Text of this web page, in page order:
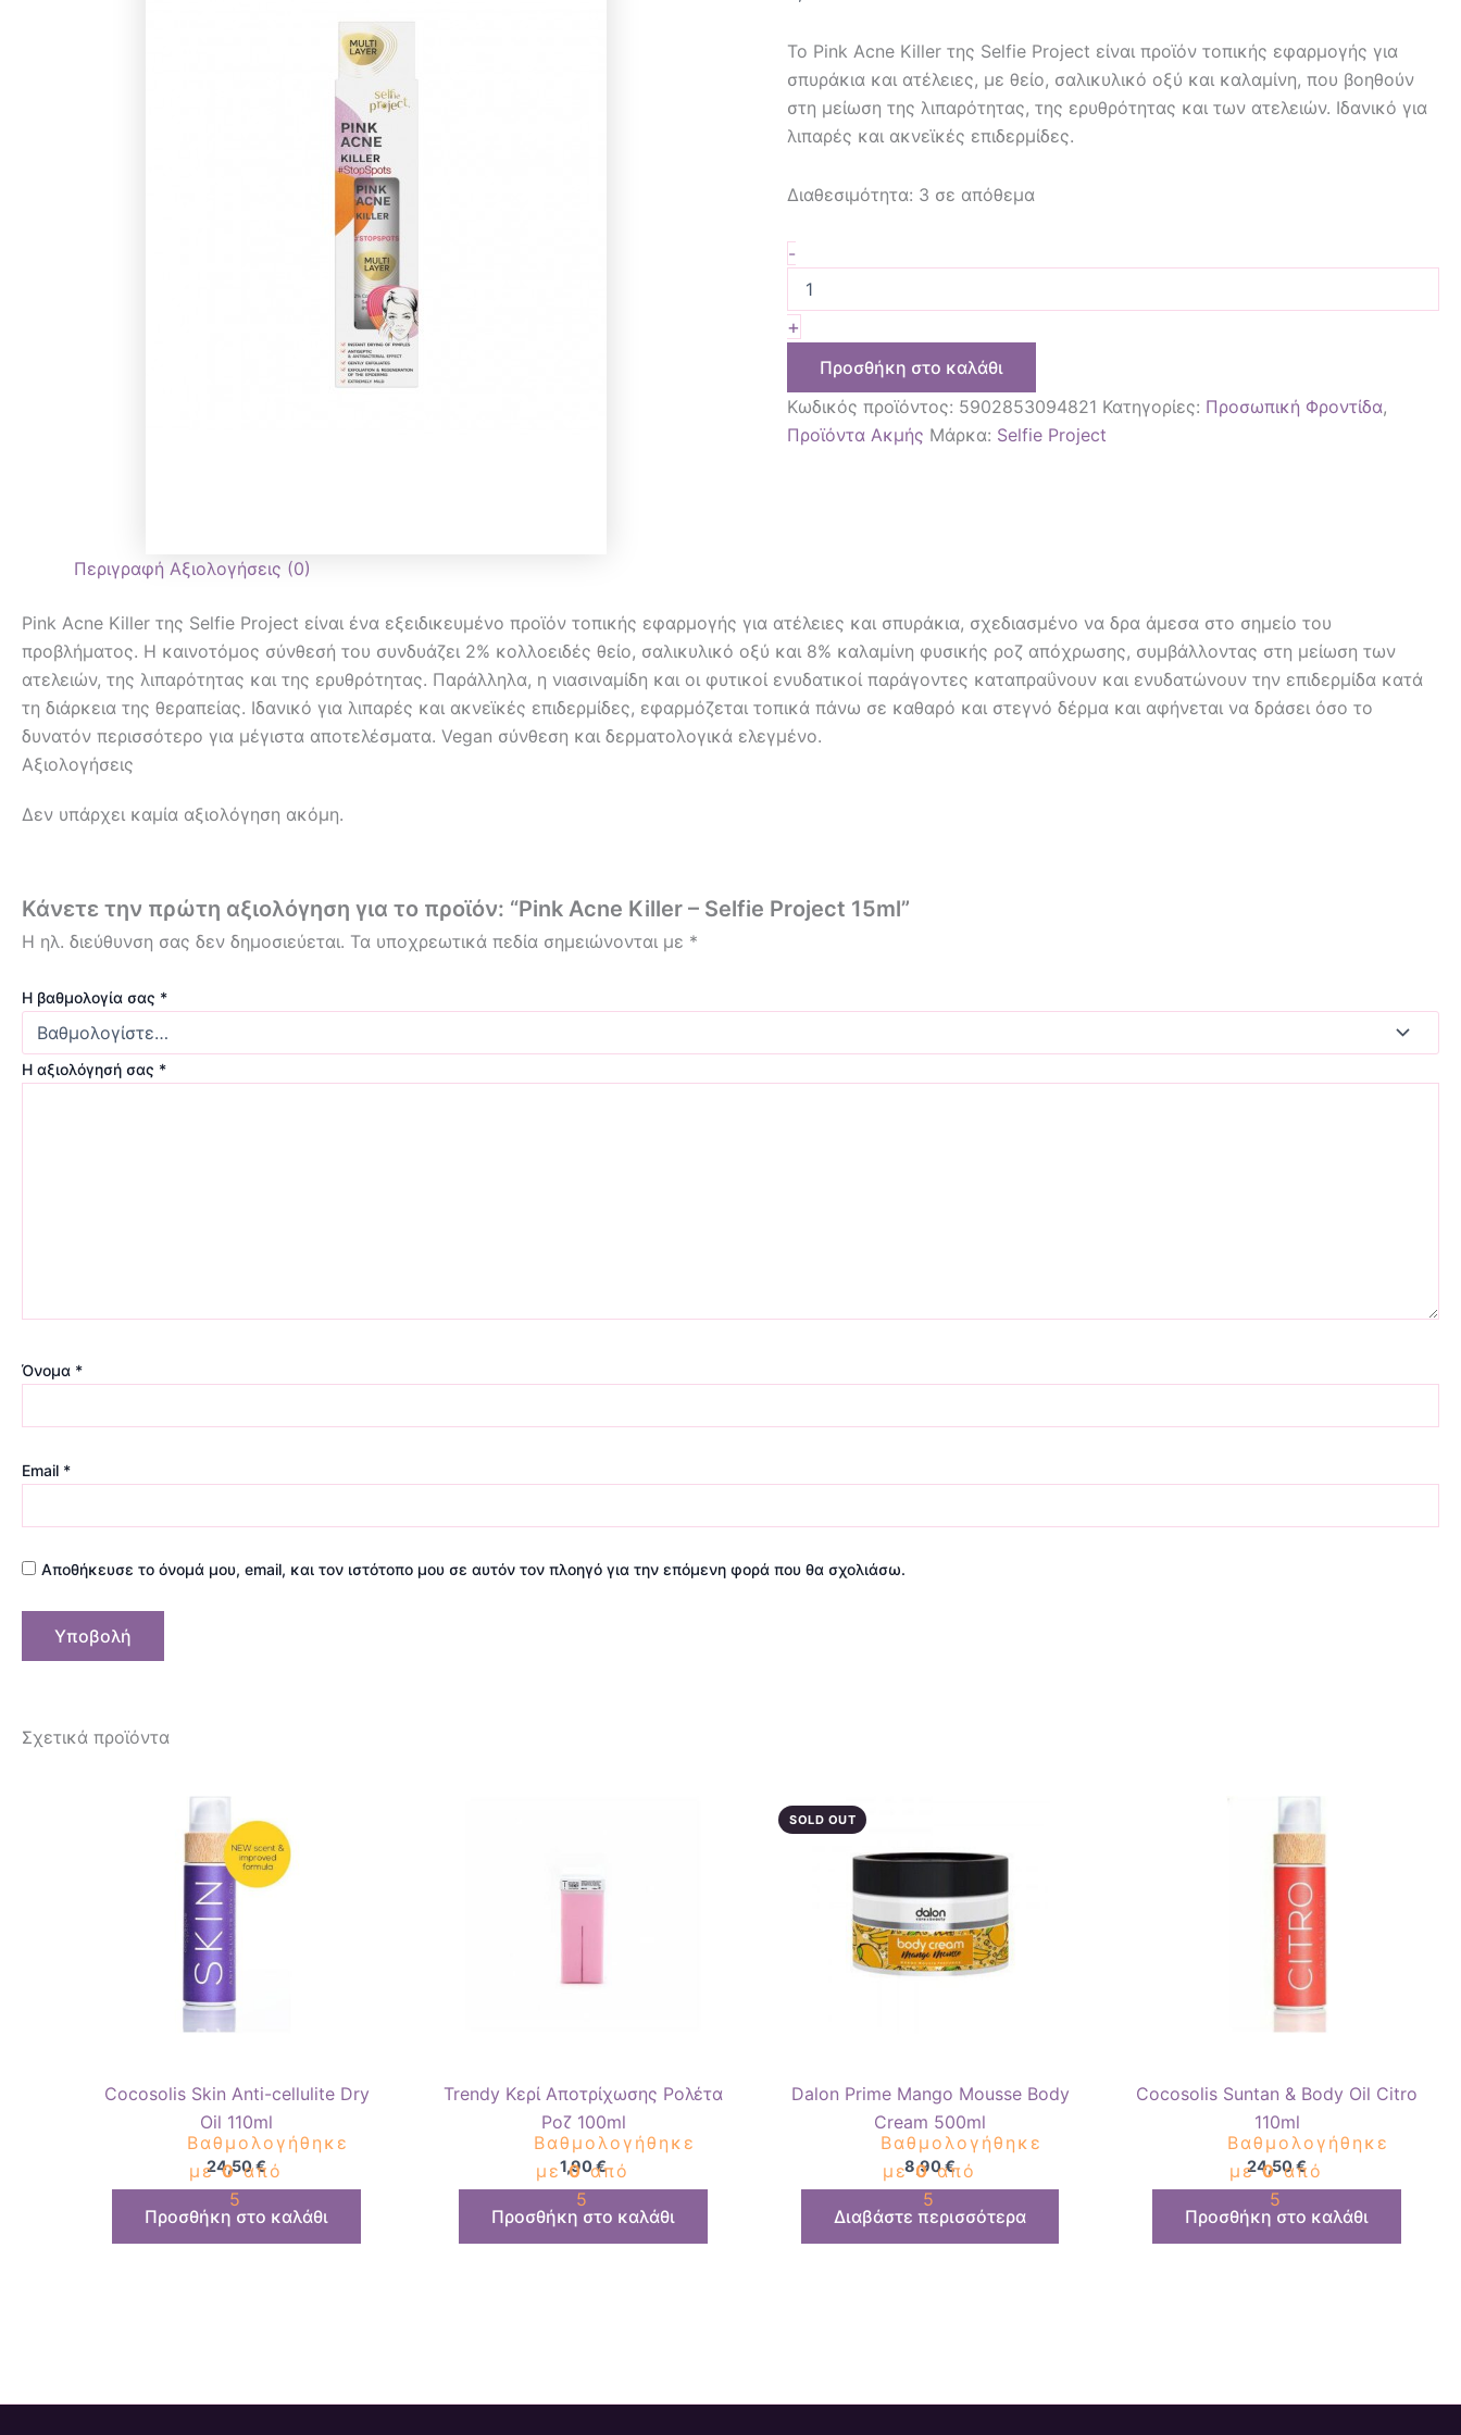
Το Pink Acne Killer της Selfie Project είναι προϊόν τοπικής εφαρμογής για
σπυράκια και ατέλειες, με θείο, σαλικυλικό οξύ και καλαμίνη, που βοηθούν
στη μείωση της λιπαρότητας, της ερυθρότητας και των ατελειών. Ιδανικό για
λιπαρές και ακνεϊκές επιδερμίδες.
Διαθεσιμότητα: 3 σε απόθεμα
-
+
Προσθήκη στο καλάθι
Κωδικός προϊόντος: 5902853094821 Κατηγορίες: Προσωπική Φροντίδα,
Προϊόντα Ακμής Μάρκα: Selfie Project
Περιγραφή Αξιολογήσεις (0)
Pink Acne Killer της Selfie Project είναι ένα εξειδικευμένο προϊόν τοπικής εφαρμογής για ατέλειες και σπυράκια, σχεδιασμένο να δρα άμεσα στο σημείο του
προβλήματος. Η καινοτόμος σύνθεσή του συνδυάζει 2% κολλοειδές θείο, σαλικυλικό οξύ και 8% καλαμίνη φυσικής ροζ απόχρωσης, συμβάλλοντας στη μείωση των
ατελειών, της λιπαρότητας και της ερυθρότητας. Παράλληλα, η νιασιναμίδη και οι φυτικοί ενυδατικοί παράγοντες καταπραΰνουν και ενυδατώνουν την επιδερμίδα κατά
τη διάρκεια της θεραπείας. Ιδανικό για λιπαρές και ακνεϊκές επιδερμίδες, εφαρμόζεται τοπικά πάνω σε καθαρό και στεγνό δέρμα και αφήνεται να δράσει όσο το
δυνατόν περισσότερο για μέγιστα αποτελέσματα. Vegan σύνθεση και δερματολογικά ελεγμένο.
Αξιολογήσεις
Δεν υπάρχει καμία αξιολόγηση ακόμη.
Κάνετε την πρώτη αξιολόγηση για το προϊόν: “Pink Acne Killer – Selfie Project 15ml”
Η ηλ. διεύθυνση σας δεν δημοσιεύεται. Τα υποχρεωτικά πεδία σημειώνονται με *
Η βαθμολογία σας *
Η αξιολόγησή σας *
Όνομα *
Email *
Αποθήκευσε το όνομά μου, email, και τον ιστότοπο μου σε αυτόν τον πλοηγό για την επόμενη φορά που θα σχολιάσω.
Σχετικά προϊόντα
Cocosolis Skin Anti-cellulite Dry
Oil 110ml
Βαθμολογήθηκε
με0από
5
24,50€
Προσθήκη στο καλάθι
Trendy Κερί Αποτρίχωσης Ρολέτα
Ροζ 100ml
Βαθμολογήθηκε
με0από
5
1,90€
Προσθήκη στο καλάθι
SOLD OUT
Dalon Prime Mango Mousse Body
Cream 500ml
Βαθμολογήθηκε
με0από
5
8,90€
Διαβάστε περισσότερα
Cocosolis Suntan & Body Oil Citro
110ml
Βαθμολογήθηκε
με0από
5
24,50€
Προσθήκη στο καλάθι